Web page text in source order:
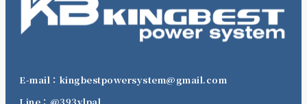
E-mail：kingbestpowersystem@gmail.com